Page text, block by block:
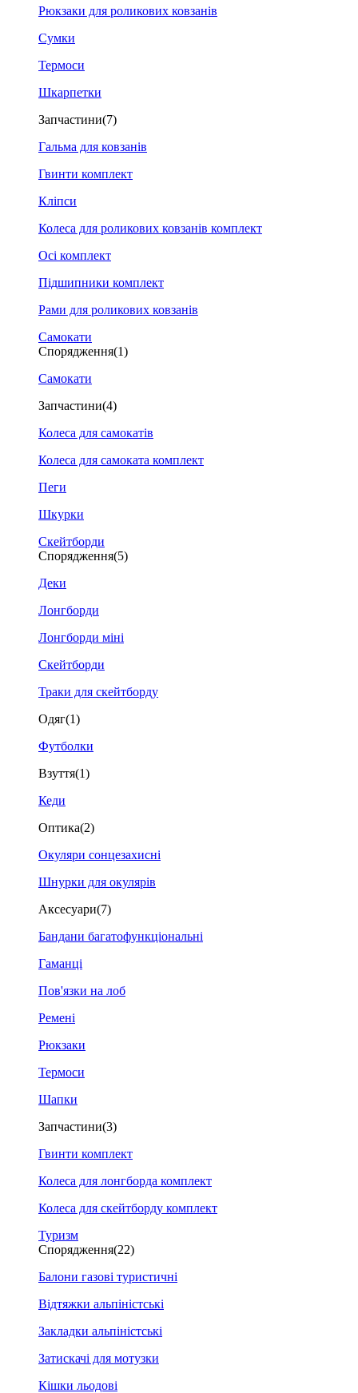
Рюкзаки для роликових ковзанів
Сумки
Термоси
Шкарпетки
Запчастини(7)
Гальма для ковзанів
Гвинти комплект
Кліпси
Колеса для роликових ковзанів комплект
Осі комплект
Підшипники комплект
Рами для роликових ковзанів
Самокати
Спорядження(1)
Самокати
Запчастини(4)
Колеса для самокатів
Колеса для самоката комплект
Пеги
Шкурки
Скейтборди
Спорядження(5)
Деки
Лонгборди
Лонгборди міні
Скейтборди
Траки для скейтборду
Одяг(1)
Футболки
Взуття(1)
Кеди
Оптика(2)
Окуляри сонцезахисні
Шнурки для окулярів
Аксесуари(7)
Бандани багатофункціональні
Гаманці
Пов'язки на лоб
Ремені
Рюкзаки
Термоси
Шапки
Запчастини(3)
Гвинти комплект
Колеса для лонгборда комплект
Колеса для скейтборду комплект
Туризм
Спорядження(22)
Балони газові туристичні
Відтяжки альпіністські
Закладки альпіністські
Затискачі для мотузки
Кішки льодові